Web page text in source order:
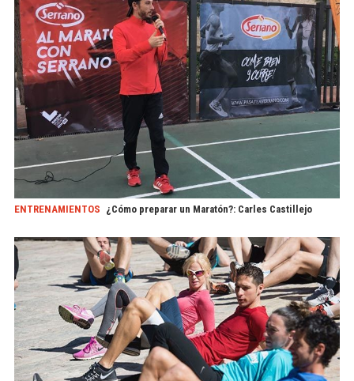
ENTRENAMIENTOS ¿Cómo preparar un Maratón?: Carles Castillejo